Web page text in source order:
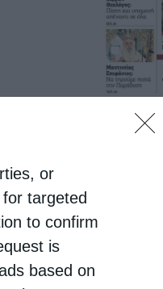
or
targeted
to confirm
is
based on
Η LEROY
Ερυθρό